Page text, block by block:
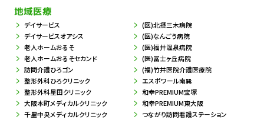
地域医療
デイサービス
デイサービスオアシス
老人ホームおるそ
老人ホームおるそセカンド
訪問介護ひろゴン
整形外科ひろクリニック
整形外科星田クリニック
大阪本町メディカルクリニック
千里中央メディカルクリニック
(医)北摂三木病院
(医)なんごう病院
(医)福井温泉病院
(医)冨士ヶ丘病院
(福)竹井医院介護医療院
エスポワール南巽
和幸PREMIUM宝塚
和幸PREMIUM東大阪
つながり訪問看護ステーション